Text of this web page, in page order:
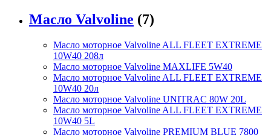
Масло Valvoline (7)
Масло моторное Valvoline ALL FLEET EXTREME
10W40 208л
Масло моторное Valvoline MAXLIFE 5W40
Масло моторное Valvoline ALL FLEET EXTREME
10W40 20л
Масло моторное Valvoline UNITRAC 80W 20L
Масло моторное Valvoline ALL FLEET EXTREME
10W40 5L
Масло моторное Valvoline PREMIUM BLUE 7800